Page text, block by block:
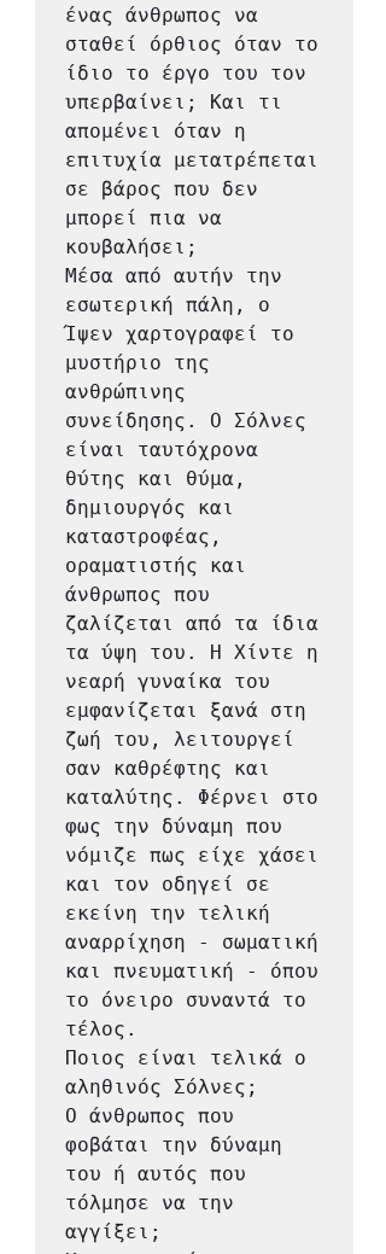
ένας άνθρωπος να
σταθεί όρθιος όταν το
ίδιο το έργο του τον
υπερβαίνει; Και τι
απομένει όταν η
επιτυχία μετατρέπεται
σε βάρος που δεν
μπορεί πια να
κουβαλήσει;
Μέσα από αυτήν την
εσωτερική πάλη, ο
Ίψεν χαρτογραφεί το
μυστήριο της
ανθρώπινης
συνείδησης. Ο Σόλνες
είναι ταυτόχρονα
θύτης και θύμα,
δημιουργός και
καταστροφέας,
οραματιστής και
άνθρωπος που
ζαλίζεται από τα ίδια
τα ύψη του. Η Χίντε η
νεαρή γυναίκα του
εμφανίζεται ξανά στη
ζωή του, λειτουργεί
σαν καθρέφτης και
καταλύτης. Φέρνει στο
φως την δύναμη που
νόμιζε πως είχε χάσει
και τον οδηγεί σε
εκείνη την τελική
αναρρίχηση - σωματική
και πνευματική - όπου
το όνειρο συναντά το
τέλος.
Ποιος είναι τελικά ο
αληθινός Σόλνες;
Ο άνθρωπος που
φοβάται την δύναμη
του ή αυτός που
τόλμησε να την
αγγίξει;